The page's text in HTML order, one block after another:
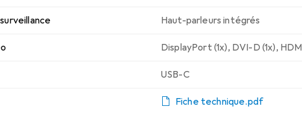
Haut-parleurs intégrés
DisplayPort (1x), DVI-D (1x),
USB-C
Fiche technique.pdf